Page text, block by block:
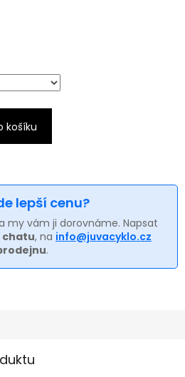
košíku
lepší cenu?
my vám ji dorovnáme. Napsat
chatu, na info@juvacyklo.cz
.